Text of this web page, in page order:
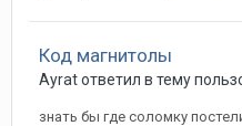
Код магнитолы
Ayratответил в тему
знать бы где соломку